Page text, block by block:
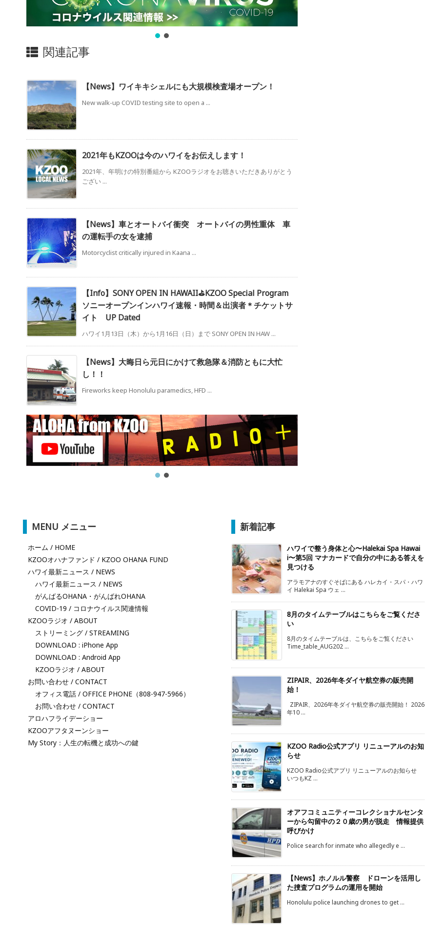
関連記事
【News】ワイキキシェルにも大規模検査場オープン！
New walk-up COVID testing site to open a ...
2021年もKZOOは今のハワイをお伝えします！
2021年、年明けの特別番組から KZOOラジオをお聴きいただきありがとう
ござい ...
【News】車とオートバイ衝突 オートバイの男性重体 車
の運転手の女を逮捕
Motorcyclist critically injured in Kaana ...
【Info】SONY OPEN IN HAWAII⛳️KZOO Special Program
ソニーオープンインハワイ速報・時間＆出演者＊チケットサ
イト UP Dated
ハワイ1月13日（木）から1月16日（日）まで SONY OPEN IN HAW ...
【News】大晦日ら元日にかけて救急隊＆消防ともに大忙
し！！
Fireworks keep Honolulu paramedics, HFD ...
MENU メニュー
ホーム / HOME
KZOOオハナファンド / KZOO OHANA FUND
ハワイ最新ニュース / NEWS
ハワイ最新ニュース / NEWS
がんばるOHANA・がんばれOHANA
COVID-19 / コロナウイルス関連情報
KZOOラジオ / ABOUT
ストリーミング / STREAMING
DOWNLOAD : iPhone App
DOWNLOAD : Android App
KZOOラジオ / ABOUT
お問い合わせ / CONTACT
オフィス電話 / OFFICE PHONE（808-947-5966）
お問い合わせ / CONTACT
アロハフライデーショー
KZOOアフタヌーンショー
My Story：人生の転機と成功への鍵
新着記事
ハワイで整う身体と心〜Halekai Spa Hawai
i〜第5回 マナカードで自分の中にある答えを
見つける
アラモアナのすぐそばにある ハレカイ・スパ・ハワ
イ Halekai Spa ウェ ...
8月のタイムテーブルはこちらをご覧くださ
い
8月のタイムテーブルは、こちらをご覧ください
Time_table_AUG202 ...
ZIPAIR、2026年冬ダイヤ航空券の販売開
始！
ZIPAIR、2026年冬ダイヤ航空券の販売開始！ 2026
年10 ...
KZOO Radio公式アプリ リニューアルのお知
らせ
KZOO Radio公式アプリ リニューアルのお知らせ
いつもKZ ...
オアフコミュニティーコレクショナルセンタ
ーから勾留中の２０歳の男が脱走 情報提供
呼びかけ
Police search for inmate who allegedly e ...
【News】ホノルル警察 ドローンを活用し
た捜査プログラムの運用を開始
Honolulu police launching drones to get ...